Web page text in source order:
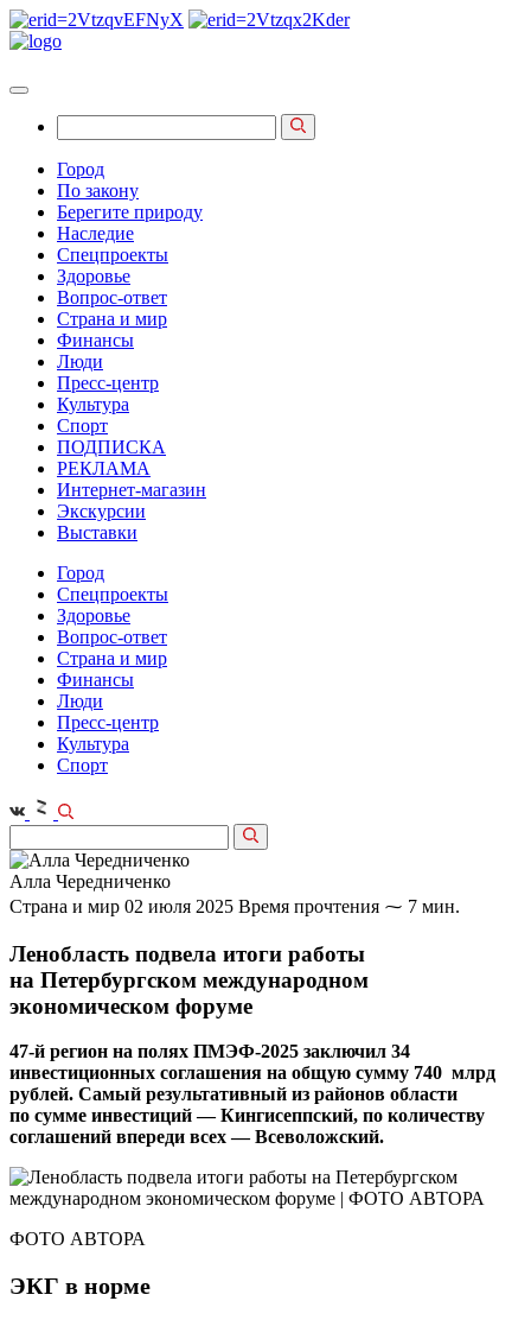
Город
По закону
Берегите природу
Наследие
Спецпроекты
Здоровье
Вопрос-ответ
Страна и мир
Финансы
Люди
Пресс-центр
Культура
Спорт
ПОДПИСКА
РЕКЛАМА
Интернет-магазин
Экскурсии
Выставки
Город
Спецпроекты
Здоровье
Вопрос-ответ
Страна и мир
Финансы
Люди
Пресс-центр
Культура
Спорт
Алла Чередниченко
Страна и мир 02 июля 2025 Время прочтения ⁓ 7 мин.
Ленобласть подвела итоги работы
на Петербургском международном
экономическом форуме
47‑й регион на полях ПМЭФ-2025 заключил 34
инвестиционных соглашения на общую сумму 740 млрд
рублей. Самый результативный из районов области
по сумме инвестиций — Кингисеппский, по количеству
соглашений впереди всех — Всеволожский.
ФОТО АВТОРА
ЭКГ в норме